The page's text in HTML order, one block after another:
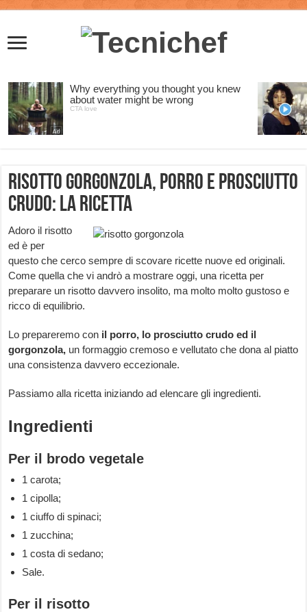
Risotto gorgonzola, porro e prosciutto
crudo: la ricetta
Adoro il risotto
ed è per
questo che cerco sempre di scovare ricette nuove ed originali.
Come quella che vi andrò a mostrare oggi, una ricetta per
preparare un risotto davvero insolito, ma molto molto gustoso e
ricco di equilibrio.
Lo prepareremo con il porro, lo prosciutto crudo ed il
gorgonzola, un formaggio cremoso e vellutato che dona al piatto
una consistenza davvero eccezionale.
Passiamo alla ricetta iniziando ad elencare gli ingredienti.
Ingredienti
Per il brodo vegetale
1 carota;
1 cipolla;
1 ciuffo di spinaci;
1 zucchina;
1 costa di sedano;
Sale.
Per il risotto